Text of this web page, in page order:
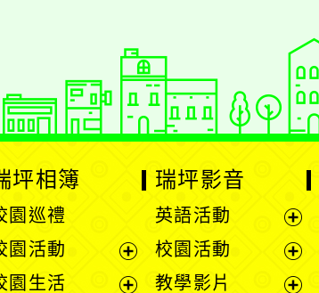
坪相簿
園巡禮
園活動
展
園生活
瑞坪影音
英語活動
展
校園活動
展
教學影片